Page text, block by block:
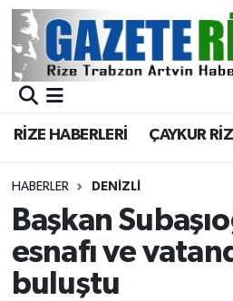
RİZE HABERLERİ ÇAYKUR
HABERLER DENIZLI
Başkan
esnafı ve
buluştu
BÖLGEMİZ
Asayiş
Rize Jandarma
Bilim Teknoloji
Merkez Nöbetçi
Merkez Trafik Yoğunluk
Süper Lig Puan Durumu
Tüm Manşetler